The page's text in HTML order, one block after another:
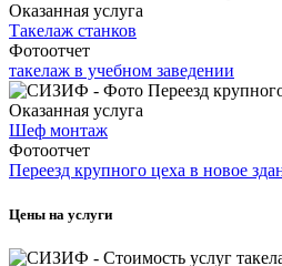
Оказанная услуга
Такелаж станков
Фотоотчет
такелаж в учебном заведении
Оказанная услуга
Шеф монтаж
Фотоотчет
Переезд крупного цеха в новое
Цены на услуги